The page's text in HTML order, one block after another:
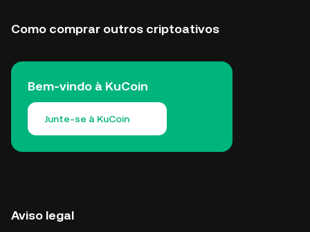
Como comprar outros criptoativos
Bem-vindo à KuCoin
Junte-se à KuCoin
Aviso legal